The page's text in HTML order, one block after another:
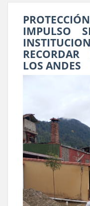
IMPULSO
LOS ANDES